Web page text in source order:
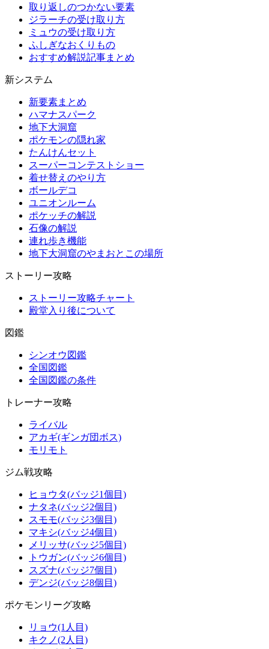
取り返しのつかない要素
ジラーチの受け取り方
ミュウの受け取り方
ふしぎなおくりもの
おすすめ解説記事まとめ
新システム
新要素まとめ
ハマナスパーク
地下大洞窟
ポケモンの隠れ家
たんけんセット
スーパーコンテストショー
着せ替えのやり方
ボールデコ
ユニオンルーム
ポケッチの解説
石像の解説
連れ歩き機能
地下大洞窟のやまおとこの場所
ストーリー攻略
ストーリー攻略チャート
殿堂入り後について
図鑑
シンオウ図鑑
全国図鑑
全国図鑑の条件
トレーナー攻略
ライバル
アカギ(ギンガ団ボス)
モリモト
ジム戦攻略
ヒョウタ(バッジ1個目)
ナタネ(バッジ2個目)
スモモ(バッジ3個目)
マキシ(バッジ4個目)
メリッサ(バッジ5個目)
トウガン(バッジ6個目)
スズナ(バッジ7個目)
デンジ(バッジ8個目)
ポケモンリーグ攻略
リョウ(1人目)
キクノ(2人目)